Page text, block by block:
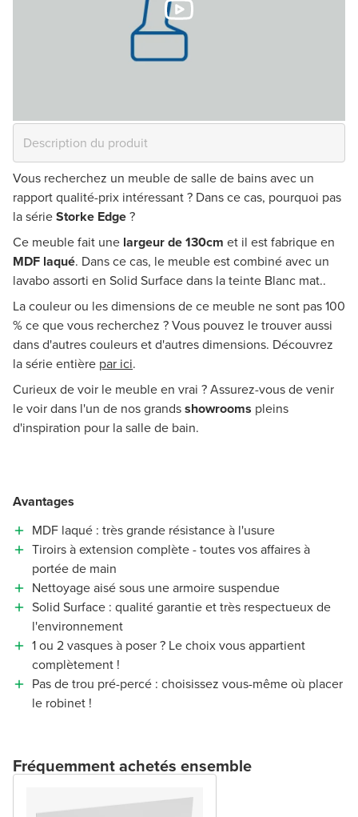
Vous recherchez un meuble de salle de bains avec un
rapport qualité-prix intéressant ? Dans ce cas, pourquoi pas
la sérieStorke Edge?
Ce meuble fait une largeur de 130cm et il est fabrique en
MDF laqué. Dans ce cas, le meuble est combiné avec un
lavabo assorti en Solid Surface dans la teinte Blanc mat..
La couleur ou les dimensions de ce meuble ne sont pas 100
% ce que vous recherchez ? Vous pouvez le trouver aussi
dans d'autres couleurs et d'autres dimensions. Découvrez
la série entière par ici.
Curieux de voir le meuble en vrai ? Assurez-vous de venir
le voir dans l'un de nos grandsshowrooms pleins
d'inspiration pour la salle de bain.
Avantages
MDF laqué : très grande résistance à l'usure
Tiroirs à extension complète - toutes vos affaires à
portée de main
Nettoyage aisé sous une armoire suspendue
Solid Surface : qualité garantie et très respectueux de
l'environnement
1 ou 2 vasques à poser ? Le choix vous appartient
complètement !
Pas de trou pré-percé : choisissez vous-même où placer
le robinet !
Fréquemment achetés ensemble